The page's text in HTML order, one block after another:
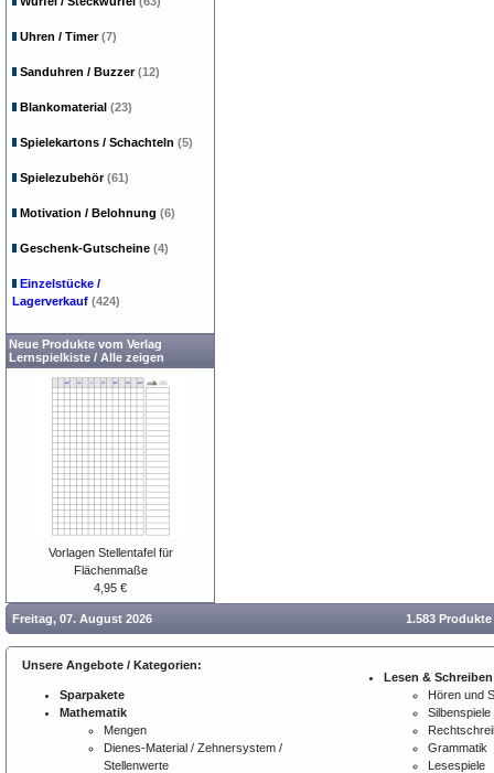
Uhren / Timer(7)
Sanduhren / Buzzer(12)
Blankomaterial (23)
Spielekartons / Schachteln (5)
Spielezubehör(61)
Motivation / Belohnung (6)
Geschenk-Gutscheine (4)
Einzelstücke /
Lagerverkauf (424)
Neue Produkte vom Verlag
Lernspielkiste / Alle zeigen
Vorlagen Stellentafel für
Flächenmaße
4,95 €
Freitag, 07. August 2026 1.583
Unsere Angebote / Kategorien:
Sparpakete
Mathematik
Mengen
Dienes-Material / Zehnersystem /
Stellenwerte
Lesen & Schreiben
Hören und
Silbenspiele
Grammatik
Lesespiele